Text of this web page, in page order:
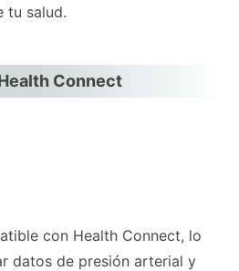
tu salud.
Connect
con Health Connect, lo
datos de presión arterial y